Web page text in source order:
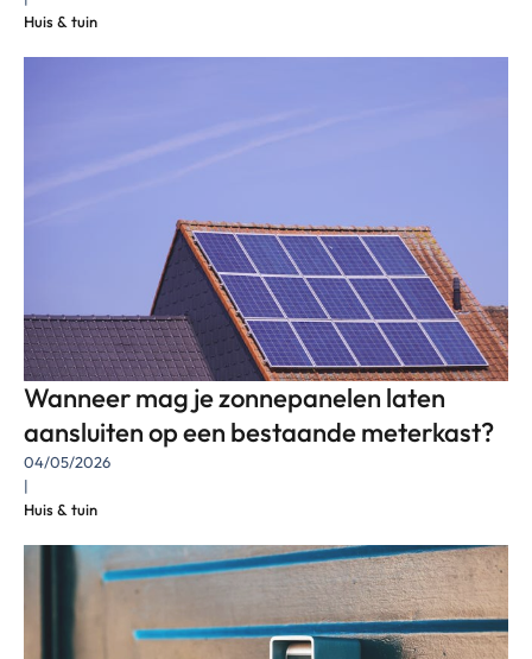
Huis & tuin
Wanneer mag je zonnepanelen laten
aansluiten op een bestaande meterkast?
04/05/2026
|
Huis & tuin